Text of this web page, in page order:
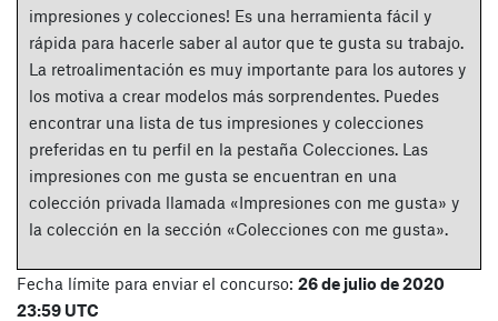
impresiones y colecciones! Es una herramienta fácil y
rápida para hacerle saber al autor que te gusta su trabajo.
La retroalimentación es muy importante para los autores y
los motiva a crear modelos más sorprendentes. Puedes
encontrar una lista de tus impresiones y colecciones
preferidas en tu perfil en la pestaña Colecciones. Las
impresiones con me gusta se encuentran en una
colección privada llamada «Impresiones con me gusta» y
la colección en la sección «Colecciones con me gusta».
Fecha límite para enviar el concurso: 26 de julio de 2020
23:59 UTC